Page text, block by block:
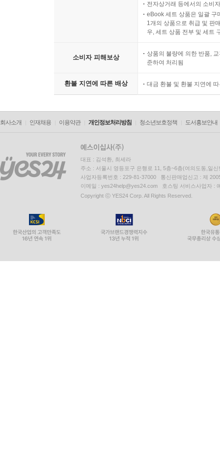
전자상거래 등에서의 소비
eBook 세트 상품은 일괄 구
1개의 상품으로 취급 및 판
우, 세트 상품 전부 및 세트
소비자 피해보상
상품의 불량에 의한 반품,
준하여 처리됨
환불 지연에 따른 배상 대금 환불 및 환불 지연에
회사소개 인재채용 이용약관 개인정보처리방침 청소년보호정책 도서홍보안내
대표 : 김석환, 최세라
주소 : 서울시 영등포구 은행로 11, 5층~6층(여의도동,일신
사업자등록번호 : 229-81-37000 통신판매업신고 : 제
이메일 : yes24help@yes24.com 호스팅 서비스사업자 :
Copyright ⓒ YES24 Corp. All Rights Reserved.